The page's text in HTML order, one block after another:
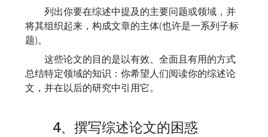
列出你要在综述中提及的主要问题或领域，并
将其组织起来，构成文章的主体(也许是一系列子标
题)。
这些论文的目的是以有效、全面且有用的方式
总结特定领域的知识：你希望人们阅读你的综述论
文，并在以后的研究中引用它。
4、撰写综述论文的困惑